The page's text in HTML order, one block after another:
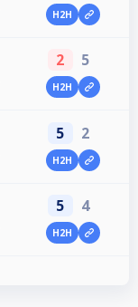
H2H
2 5
H2H
5 2
H2H
5 4
H2H